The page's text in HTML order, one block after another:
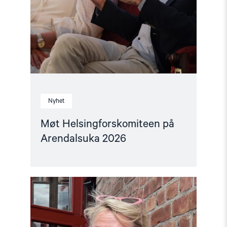
Nyhet
Møt Helsingforskomiteen på
Arendalsuka 2026
Read
article
"Fortsatt
er
ingen